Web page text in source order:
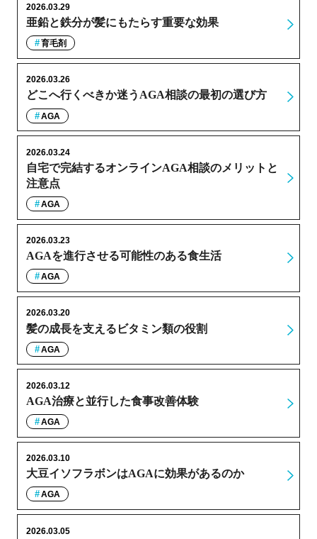
亜鉛と鉄分が髪にもたらす重要な効果
2026.03.29
育毛剤
どこへ行くべきか迷うAGA相談の最初の選び方
2026.03.26
AGA
自宅で完結するオンラインAGA相談のメリットと
注意点
2026.03.24
AGA
AGAを進行させる可能性のある食生活
2026.03.23
AGA
髪の成長を支えるビタミン類の役割
2026.03.20
AGA
AGA治療と並行した食事改善体験
2026.03.12
AGA
大豆イソフラボンはAGAに効果があるのか
2026.03.10
AGA
2026.03.05